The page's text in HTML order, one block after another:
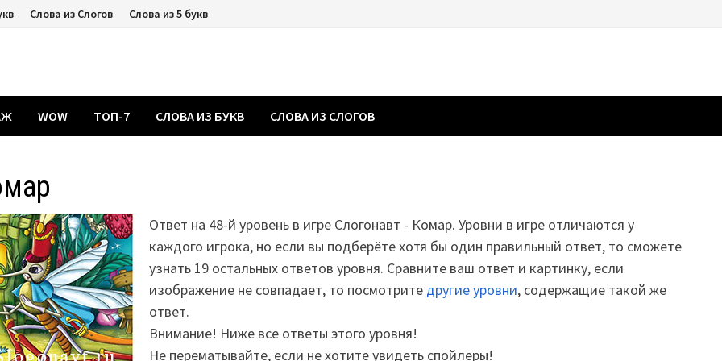
Слова из Слогов Слова из 5 букв
WOW ТОП-7 СЛОВА ИЗ БУКВ СЛОВА ИЗ СЛОГОВ
Ответ на 48-й уровень в игре Слогонавт - Комар. Уровни в игре отличаются у
каждого игрока, но если вы подберёте хотя бы один правильный ответ, то сможете
узнать 19 остальных ответов уровня. Сравните ваш ответ и картинку, если
изображение не совпадает, то посмотрите другие уровни, содержащие такой же
ответ.
Внимание! Ниже все ответы этого уровня!
Не перематывайте, если не хотите увидеть спойлеры!